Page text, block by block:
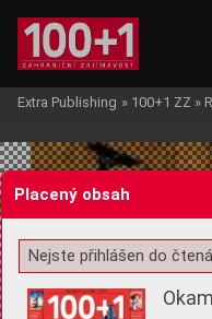
Žádost o souhlas s
Extra Publishing » 100+1 ZZ »
Placený obsah
Nejste přihlášen do